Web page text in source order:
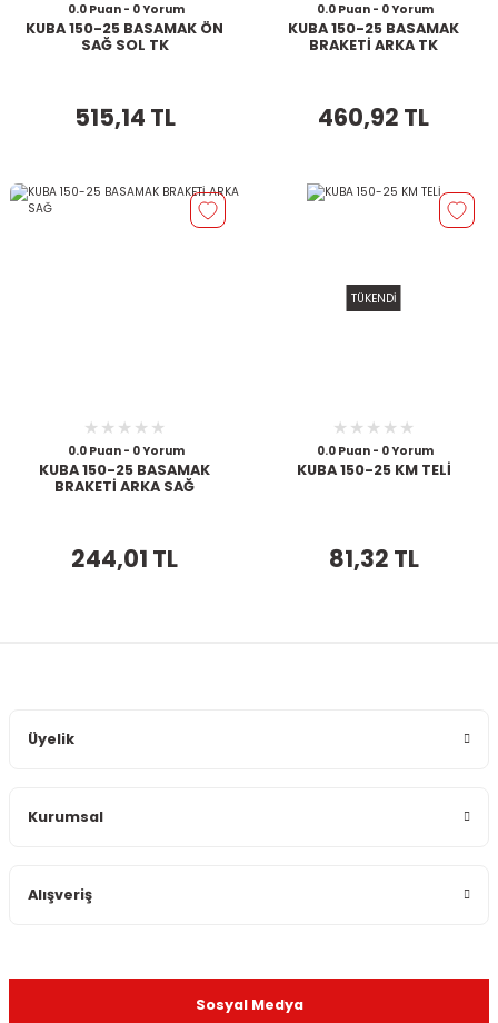
0.0 Puan - 0 Yorum
KUBA 150-25 BASAMAK ÖN
SAĞ SOL TK
515,14 TL
0.0 Puan - 0 Yorum
KUBA 150-25 BASAMAK
BRAKETİ ARKA TK
460,92 TL
0.0 Puan - 0 Yorum
KUBA 150-25 BASAMAK
BRAKETİ ARKA SAĞ
244,01 TL
TÜKENDİ
0.0 Puan - 0 Yorum
KUBA 150-25 KM TELİ
81,32 TL
Üyelik
Kurumsal
Alışveriş
Sosyal Medya